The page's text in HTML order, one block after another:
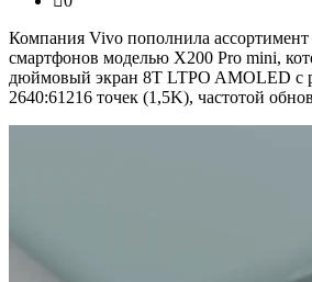
Компания Vivo пополнила
смартфонов моделью X200 Pro mini,
дюймовый экран 8T LTPO AMOLED с
2640:61216 точек (1,5K), частотой